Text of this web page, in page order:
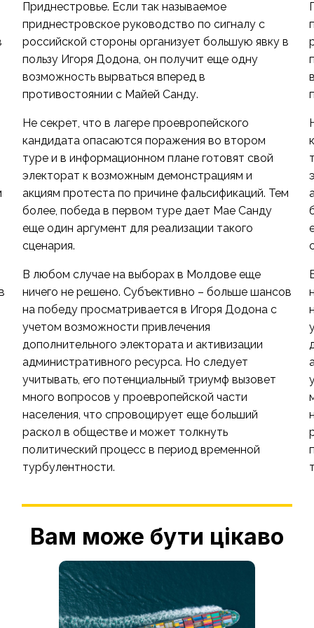
Приднестровье. Если так называемое
приднестровское руководство по сигналу с
российской стороны организует большую явку в
пользу Игоря Додона, он получит еще одну
возможность вырваться вперед в
противостоянии с Майей Санду.
Не секрет, что в лагере проевропейского
кандидата опасаются поражения во втором
туре и в информационном плане готовят свой
электорат к возможным демонстрациям и
акциям протеста по причине фальсификаций. Тем
более, победа в первом туре дает Мае Санду
еще один аргумент для реализации такого
сценария.
В любом случае на выборах в Молдове еще
ничего не решено. Субъективно – больше шансов
на победу просматривается в Игоря Додона с
учетом возможности привлечения
дополнительного электората и активизации
административного ресурса. Но следует
учитывать, его потенциальный триумф вызовет
много вопросов у проевропейской части
населения, что спровоцирует еще больший
раскол в обществе и может толкнуть
политический процесс в период временной
турбулентности.
Вам може бути цікаво